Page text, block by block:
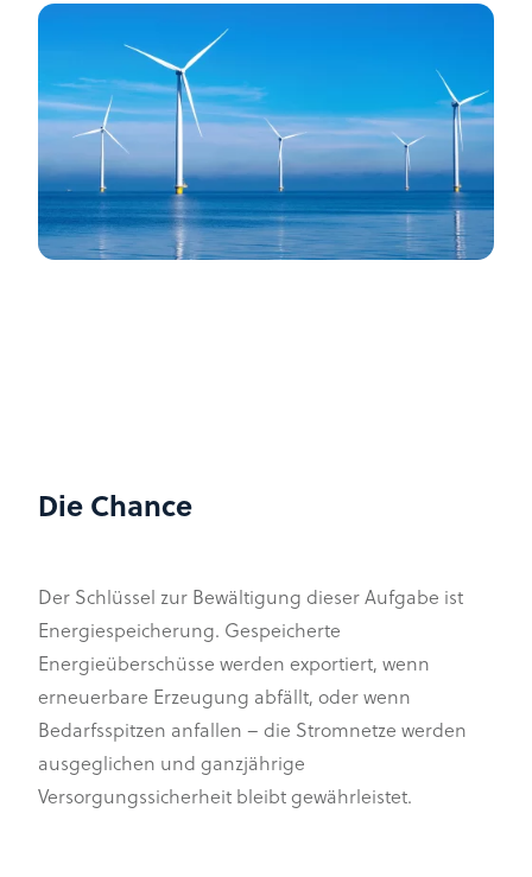
Die Chance
Der Schlüssel zur Bewältigung dieser Aufgabe ist
Energiespeicherung. Gespeicherte
Energieüberschüsse werden exportiert, wenn
erneuerbare Erzeugung abfällt, oder wenn
Bedarfsspitzen anfallen – die Stromnetze werden
ausgeglichen und ganzjährige
Versorgungssicherheit bleibt gewährleistet.